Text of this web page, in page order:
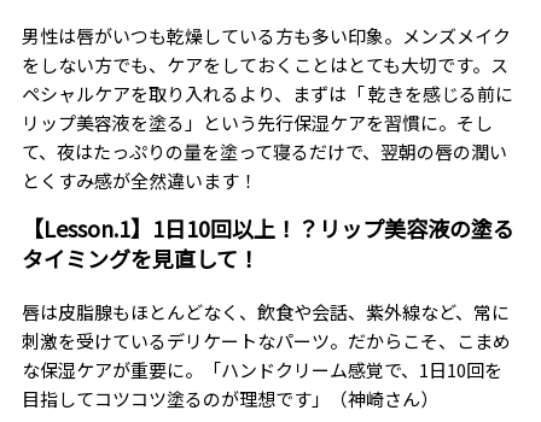
男性は唇がいつも乾燥している方も多い印象。メンズメイク
をしない方でも、ケアをしておくことはとても大切です。ス
ペシャルケアを取り入れるより、まずは「 乾きを感じる前に
リップ美容液を塗る」という先行保湿ケアを習慣に。そし
て、夜はたっぷりの量を塗って寝るだけで、翌朝の唇の潤い
とくすみ感が全然違います！
【Lesson.1】1日10回以上！？リップ美容液の塗る
タイミングを見直して！
唇は皮脂腺もほとんどなく、飲食や会話、紫外線など、常に
刺激を受けているデリケートなパーツ。だからこそ、こまめ
な保湿ケアが重要に。「ハンドクリーム感覚で、1日10回を
目指してコツコツ塗るのが理想です」（神崎さん）